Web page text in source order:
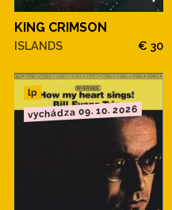
KING CRIMSON
ISLANDS € 30
lp
vychádza 09. 10. 2026